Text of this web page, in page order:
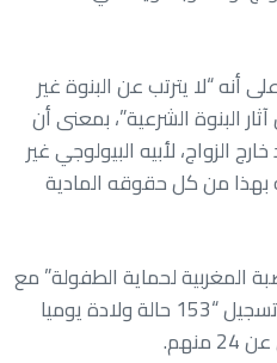
“لا يترتب عن البنوة غير
البنوة الشرعية”، بمعنى أن
الزواج، لأبيه البيولوجي غير
بهذا من كل حقوقه المادية
المغربية لحماية الطفولة” مع
منظمات نسائية عام 2019 عن تسجيل “153 حالة ولادة يوميا
.